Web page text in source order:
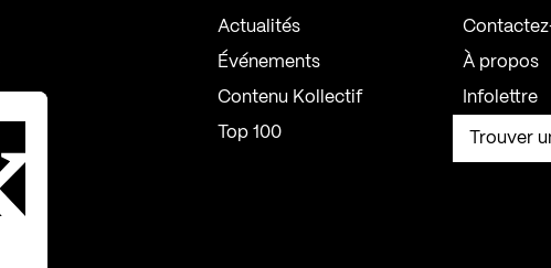
Actualités
Événements
Contenu Kollectif
Top 100
À propos
Infolettre
Trouver